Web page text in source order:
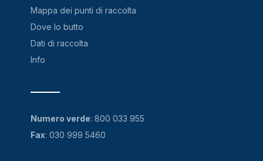
Mappa dei punti di raccolta
Dove lo butto
Dati di raccolta
Info
Numero verde: 800 033 955
Fax: 030 999 5460